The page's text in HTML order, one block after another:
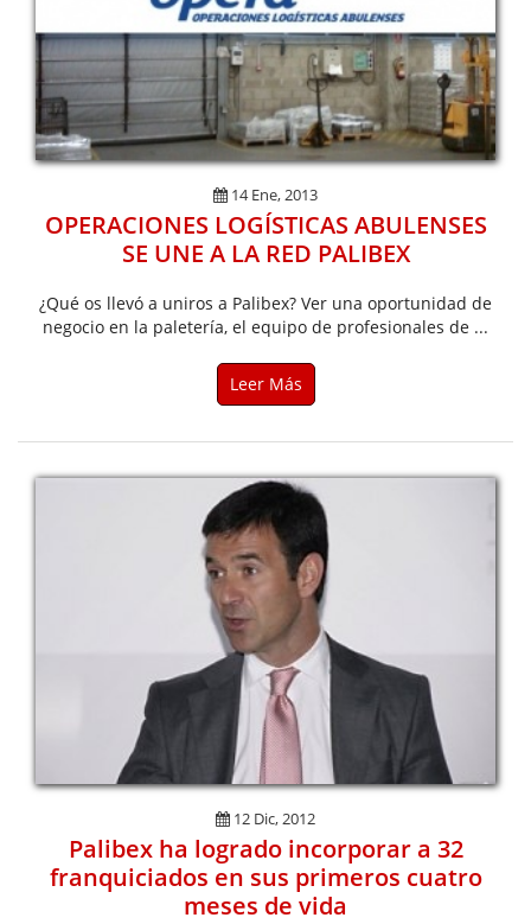
14 Ene, 2013
OPERACIONES LOGÍSTICAS ABULENSES
SE UNE A LA RED PALIBEX
¿Qué os llevó a uniros a Palibex? Ver una oportunidad de
negocio en la paletería, el equipo de profesionales de ...
Leer Más
12 Dic, 2012
Palibex ha logrado incorporar a 32
franquiciados en sus primeros cuatro
meses de vida